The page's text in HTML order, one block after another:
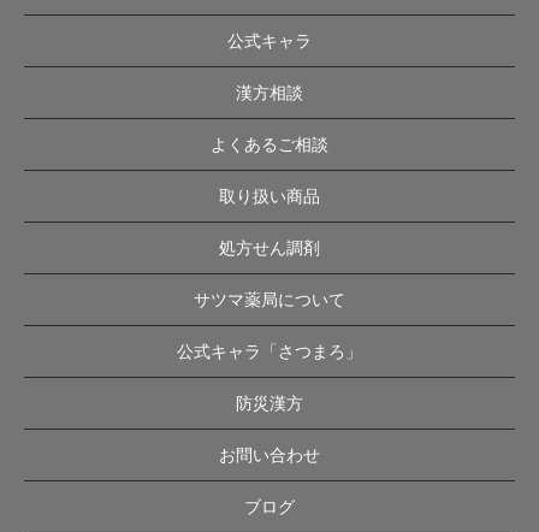
公式キャラ
漢方相談
よくあるご相談
取り扱い商品
処方せん調剤
サツマ薬局について
公式キャラ「さつまろ」
防災漢方
お問い合わせ
ブログ